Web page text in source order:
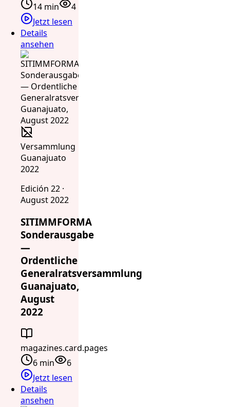
14 min
4
Jetzt lesen
Details
ansehen
Versammlung
Guanajuato
2022
Edición 22 ·
August 2022
SITIMMFORMA
Sonderausgabe
—
Ordentliche
Generalratsversammlung
Guanajuato,
August
2022
magazines.card.pages
6 min
6
Jetzt lesen
Details
ansehen